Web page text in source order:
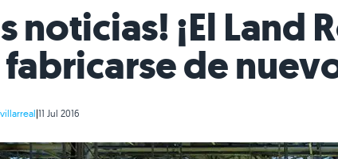
noticias! ¡El Land
de
|11 Jul 2016